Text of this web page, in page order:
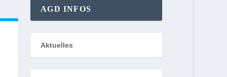
AGD INFOS
Aktuelles